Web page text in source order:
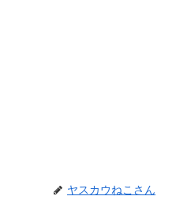
ヤスカウねこさん